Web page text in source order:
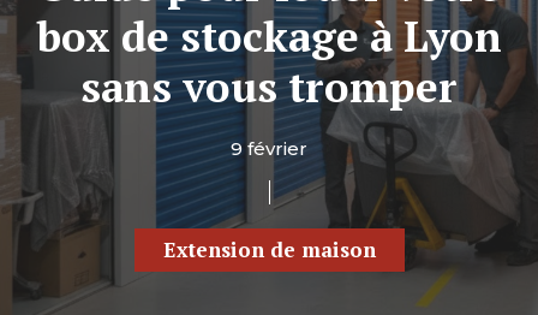
box de stockage à Lyon
sans vous tromper
9 février
Extension de maison